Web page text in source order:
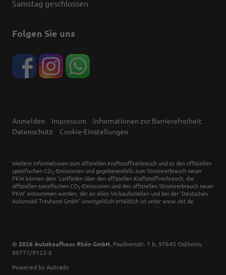
Samstag geschlossen
Folgen Sie uns
Anmelden Impressum
Informationen zur Barrierefreiheit
Datenschutz
Cookie-Einstellungen
Weitere Informationen zum offiziellen Kraftstoffverbrauch und zu den offiziellen
spezifischen CO 2-Emissionen und gegebenenfalls zum Stromverbrauch neuer
PKW können dem 'Leitfaden über den offiziellen Kraftstoffverbrauch, die
offiziellen spezifischen CO 2-Emissionen und den offiziellen Stromverbrauch neuer
PKW' entnommen werden, der an allen Verkaufsstellen und bei der 'Deutschen
Automobil Treuhand GmbH' unentgeltlich erhältlich ist unter www.dat.de.
© 2026 Autokaufhaus Rhön GmbH, Paulinenstr. 1 b, 97645 Ostheim,
09777/9122-0
Powered by Autrado